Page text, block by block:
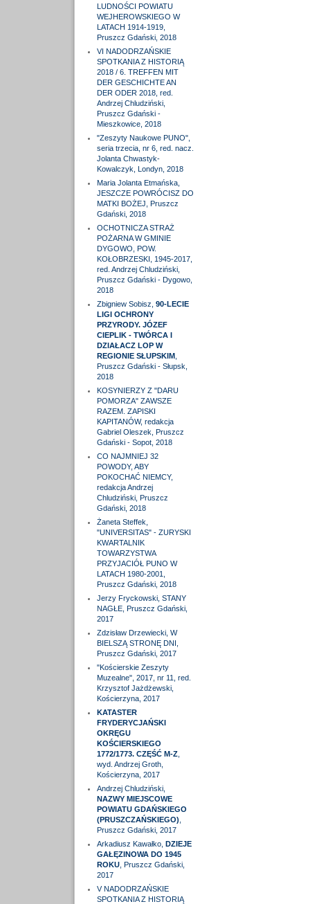
LUDNOŚCI POWIATU
WEJHEROWSKIEGO W
LATACH 1914-1919,
Pruszcz Gdański, 2018
VI NADODRZAŃSKIE
SPOTKANIA Z HISTORIĄ
2018 / 6. TREFFEN MIT
DER GESCHICHTE AN
DER ODER 2018, red.
Andrzej Chludziński,
Pruszcz Gdański -
Mieszkowice, 2018
"Zeszyty Naukowe PUNO",
seria trzecia, nr 6, red. nacz.
Jolanta Chwastyk-
Kowalczyk, Londyn, 2018
Maria Jolanta Etmańska,
JESZCZE POWRÓCISZ DO
MATKI BOŻEJ, Pruszcz
Gdański, 2018
OCHOTNICZA STRAŻ
POŻARNA W GMINIE
DYGOWO, POW.
KOŁOBRZESKI, 1945-2017,
red. Andrzej Chludziński,
Pruszcz Gdański - Dygowo,
2018
Zbigniew Sobisz, 90-LECIE
LIGI OCHRONY
PRZYRODY. JÓZEF
CIEPLIK - TWÓRCA I
DZIAŁACZ LOP W
REGIONIE SŁUPSKIM,
Pruszcz Gdański - Słupsk,
2018
KOSYNIERZY Z "DARU
POMORZA" ZAWSZE
RAZEM. ZAPISKI
KAPITANÓW, redakcja
Gabriel Oleszek, Pruszcz
Gdański - Sopot, 2018
CO NAJMNIEJ 32
POWODY, ABY
POKOCHAĆ NIEMCY,
redakcja Andrzej
Chludziński, Pruszcz
Gdański, 2018
Żaneta Steffek,
"UNIVERSITAS" - ZURYSKI
KWARTALNIK
TOWARZYSTWA
PRZYJACIÓŁ PUNO W
LATACH 1980-2001,
Pruszcz Gdański, 2018
Jerzy Fryckowski, STANY
NAGŁE, Pruszcz Gdański,
2017
Zdzisław Drzewiecki, W
BIELSZĄ STRONĘ DNI,
Pruszcz Gdański, 2017
"Kościerskie Zeszyty
Muzealne", 2017, nr 11, red.
Krzysztof Jażdżewski,
Kościerzyna, 2017
KATASTER
FRYDERYCJAŃSKI
OKRĘGU
KOŚCIERSKIEGO
1772/1773. CZĘŚĆ M-Z,
wyd. Andrzej Groth,
Kościerzyna, 2017
Andrzej Chludziński,
NAZWY MIEJSCOWE
POWIATU GDAŃSKIEGO
(PRUSZCZAŃSKIEGO)
Pruszcz Gdański, 2017
Arkadiusz Kawałko, DZIEJE
GAŁĘZINOWA DO 1945
ROKU, Pruszcz Gdański,
2017
V NADODRZAŃSKIE
SPOTKANIA Z HISTORIĄ